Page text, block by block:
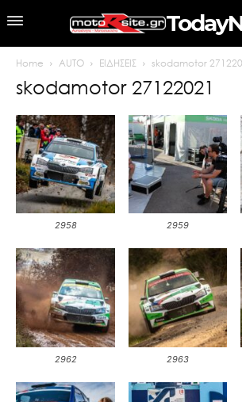
Home AUTO ΕΙΔΗΣΕΙΣ skodamotor
skodamotor 27122021
2958 2959
2962 2963